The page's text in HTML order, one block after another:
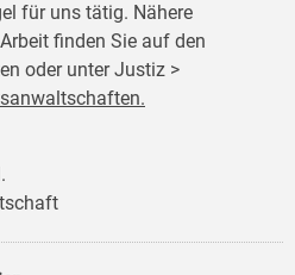
für uns tätig. Nähere
finden Sie auf den
oder unter Justiz >